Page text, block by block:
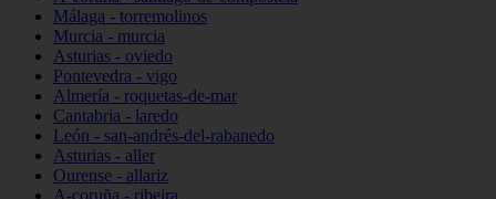
Málaga - torremolinos
Murcia - murcia
Asturias - oviedo
Pontevedra - vigo
Almería - roquetas-de-mar
Cantabria - laredo
León - san-andrés-del-rabanedo
Asturias - aller
Ourense - allariz
A-coruña - ribeira